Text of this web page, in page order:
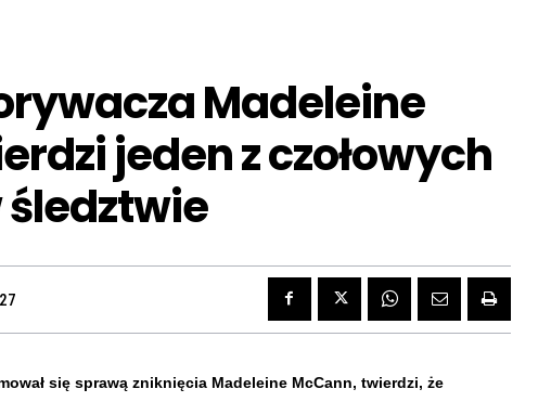
Madeleine
jeden z czołowych
się sprawą zniknięcia Madeleine McCann, twierdzi, że